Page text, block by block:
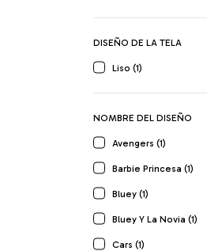
DISEÑO DE LA TELA
Liso (1)
NOMBRE DEL DISEÑO
Avengers (1)
Barbie Princesa (1)
Bluey (1)
Bluey Y La Novia (1)
Cars (1)